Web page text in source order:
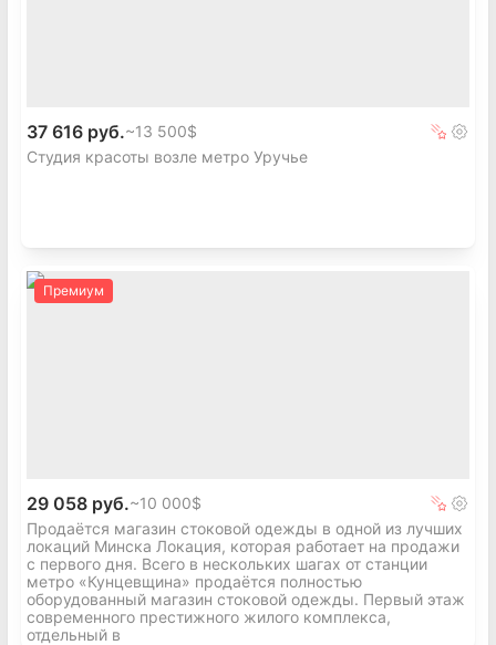
37 616 руб.~13 500$
Студия красоты возле метро Уручье
Премиум
29 058 руб.~10 000$
Продаётся магазин стоковой одежды в одной из лучших
локаций Минска Локация, которая работает на продажи
с первого дня. Всего в нескольких шагах от станции
метро «Кунцевщина» продаётся полностью
оборудованный магазин стоковой одежды. Первый этаж
современного престижного жилого комплекса,
отдельный в